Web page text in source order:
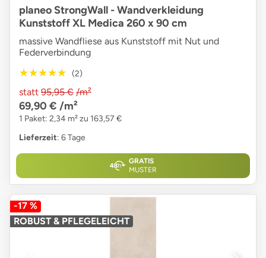
planeo StrongWall - Wandverkleidung
Kunststoff XL Medica 260 x 90 cm
massive Wandfliese aus Kunststoff mit Nut und
Federverbindung
★★★★★
★★★★★ (2)
statt 95,95 € /m²
69,90 € /m²
1 Paket: 2,34 m² zu 163,57 €
Lieferzeit: 6 Tage
GRATIS
MUSTER
-17 %
ROBUST & PFLEGELEICHT